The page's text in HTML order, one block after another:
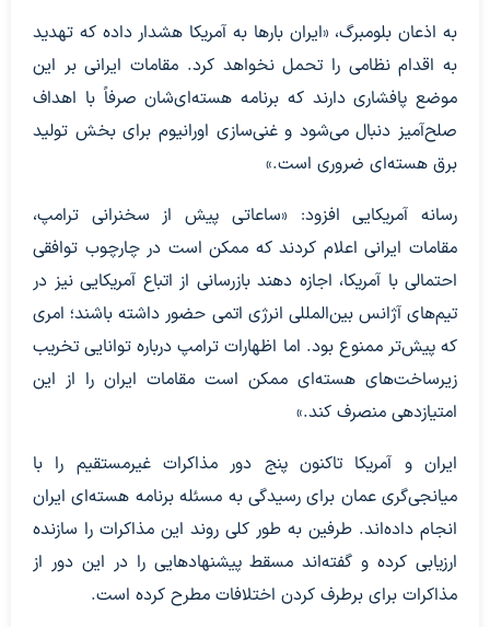
به اذعان بلومبرگ، «ایران بارها به آمریکا هشدار داده که تهدید
به اقدام نظامی را تحمل نخواهد کرد. مقامات ایرانی بر این
موضع پافشاری دارند که برنامه هسته‌ای‌شان صرفاً با اهداف
صلح‌آمیز دنبال می‌شود و غنی‌سازی اورانیوم برای بخش تولید
برق هسته‌ای ضروری است.»
رسانه آمریکایی افزود: «ساعاتی پیش از سخنرانی ترامپ،
مقامات ایرانی اعلام کردند که ممکن است در چارچوب توافقی
احتمالی با آمریکا، اجازه دهند بازرسانی از اتباع آمریکایی نیز در
تیم‌های آژانس بین‌المللی انرژی اتمی حضور داشته باشند؛ امری
که پیش‌تر ممنوع بود. اما اظهارات ترامپ درباره توانایی تخریب
زیرساخت‌های هسته‌ای ممکن است مقامات ایران را از این
امتیازدهی منصرف کند.»
ایران و آمریکا تاکنون پنج دور مذاکرات غیرمستقیم را با
میانجی‌گری عمان برای رسیدگی به مسئله برنامه هسته‌ای ایران
انجام داده‌اند. طرفین به طور کلی روند این مذاکرات را سازنده
ارزیابی کرده‌ و گفته‌اند مسقط پیشنهادهایی را در این دور از
مذاکرات برای برطرف کردن اختلافات مطرح کرده است.